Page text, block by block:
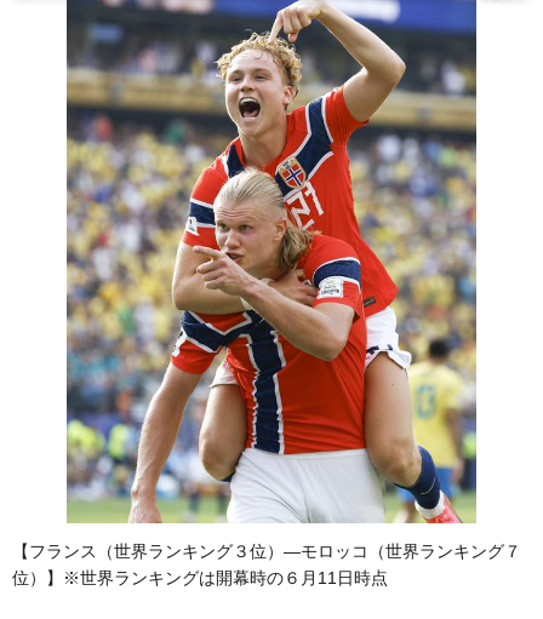
【フランス（世界ランキング３位）―モロッコ（世界ランキング７
位）】※世界ランキングは開幕時の６月11日時点